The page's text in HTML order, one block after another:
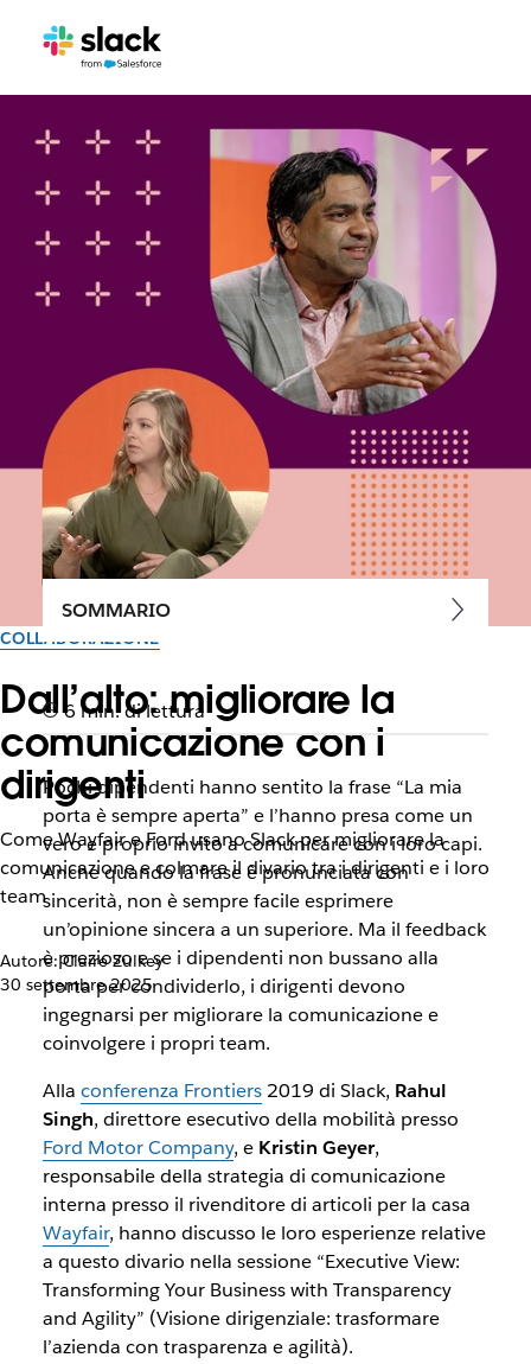
COLLABORAZIONE
Dall’alto: migliorare la
comunicazione con i
dirigenti
Come Wayfair e Ford usano Slack per migliorare la
comunicazione e colmare il divario tra i dirigenti e i loro
team
Autore: Claire Zulkey
30 settembre 2025
SOMMARIO
6 min. di lettura
Pochi dipendenti hanno sentito la frase “La mia
porta è sempre aperta” e l’hanno presa come un
vero e proprio invito a comunicare con i loro capi.
Anche quando la frase è pronunciata con
sincerità, non è sempre facile esprimere
un’opinione sincera a un superiore. Ma il feedback
è prezioso e se i dipendenti non bussano alla
porta per condividerlo, i dirigenti devono
ingegnarsi per migliorare la comunicazione e
coinvolgere i propri team.
Alla conferenza Frontiers2019 di Slack, Rahul
Singh, direttore esecutivo della mobilità presso
Ford Motor Company, e Kristin Geyer,
responsabile della strategia di comunicazione
interna presso il rivenditore di articoli per la casa
Wayfair, hanno discusso le loro esperienze relative
a questo divario nella sessione “Executive View:
Transforming Your Business with Transparency
and Agility” (Visione dirigenziale: trasformare
l’azienda con trasparenza e agilità).